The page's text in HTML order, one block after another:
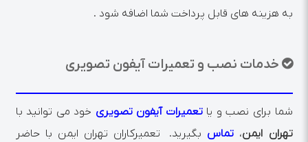
به هزینه های قابل پرداخت شما اضافه شود .
خدمات نصب و تعمیرات آیفون تصویری
شما برای نصب و یاتعمیرات آیفون تصویری خود می توانید با
تهران ایمن، تماس بگیرید. تعمیرکاران تهران ایمن با حاضر